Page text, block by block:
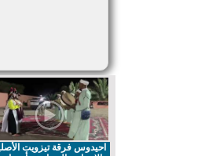
احيدوس فرقة تيزويت الأصلية